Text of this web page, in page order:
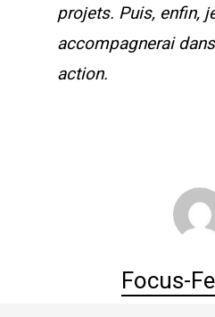
projets. Puis, enfin,
accompagnerai
action.
Focus-